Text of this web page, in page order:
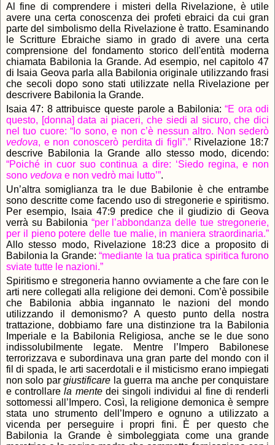
Al fine di comprendere i misteri della Rivelazione, è utile
avere una certa conoscenza dei profeti ebraici da cui gran
parte del simbolismo della Rivelazione è tratto. Esaminando
le Scritture Ebraiche siamo in grado di avere una certa
comprensione del fondamento storico dell'entità moderna
chiamata Babilonia la Grande. Ad esempio, nel capitolo 47
di Isaia Geova parla alla Babilonia originale utilizzando frasi
che secoli dopo sono stati utilizzate nella Rivelazione per
descrivere Babilonia la Grande.
Isaia 47: 8 attribuisce queste parole a Babilonia:“E ora odi
questo, [donna] data ai piaceri, che siedi al sicuro, che dici
nel tuo cuore: “Io sono, e non c’è nessun altro. Non sederò
vedova, e non conoscerò perdita di figli”.”Rivelazione 18:7
descrive Babilonia la Grande allo stesso modo, dicendo:
“Poiché in cuor suo continua a dire: ‘Siedo regina, e non
sono vedova e non vedrò mai lutto’”.
Un’altra somiglianza tra le due Babilonie è che entrambe
sono descritte come facendo uso di stregonerie e spiritismo.
Per esempio, Isaia 47:9 predice che il giudizio di Geova
verrà su Babilonia “per l’abbondanza delle tue stregonerie,
per il pieno potere delle tue malie, in maniera straordinaria.”
Allo stesso modo, Rivelazione 18:23 dice a proposito di
Babilonia la Grande:“mediante la tua pratica spiritica furono
sviate tutte le nazioni.”
Spiritismo e stregoneria hanno ovviamente a che fare con le
arti nere collegati alla religione dei demoni. Com’è possibile
che Babilonia abbia ingannato le nazioni del mondo
utilizzando il demonismo? A questo punto della nostra
trattazione, dobbiamo fare una distinzione tra la Babilonia
Imperiale e la Babilonia Religiosa, anche se le due sono
indissolubilmente legate. Mentre l’Impero Babilonese
terrorizzava e subordinava una gran parte del mondo con il
fil di spada, le arti sacerdotali e il misticismo erano impiegati
non solo pargiustificare la guerra ma anche per conquistare
e controllarela mentedei singoli individui al fine di renderli
sottomessi all’Impero. Così, la religione demonica è sempre
stata uno strumento dell’Impero e ognuno a utilizzato a
vicenda per perseguire i propri fini. È per questo che
Babilonia la Grande è simboleggiata come una grande